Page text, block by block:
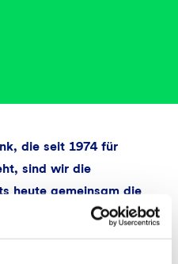
die seit 1974 für
sind wir die
heute gemeinsam die
Dafür bringen wir
Finanz-Know-